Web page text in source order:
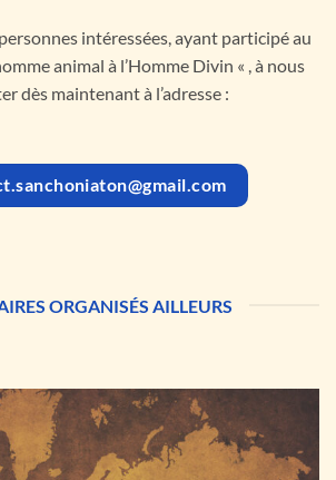
intéressées, ayant participé au
animal à l’Homme Divin « , à nous
dès maintenant à l’adresse :
ORGANISÉS AILLEURS